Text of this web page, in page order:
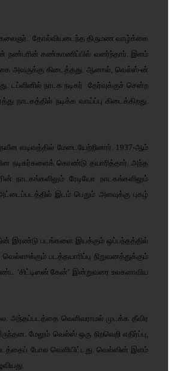
கலைஞர். தோல்வியடைந்த திருமண வாழ்க்கை
நண்பரின் கண்காணிப்பில் வளர்ந்தார். இளம்
அவருக்கு கிடைத்தது. ஆனால், வெல்ஸ்-ன்
டப்ளினில் நாடக நடிகர் தேர்வுக்குச் சென்ற
நடிக்க வாய்ப்பு கிடைக்கிறது.
நவீன வடிவத்தில் மேடையேற்றினார். 1937-ஆம்
நடிகர்களைக் கொண்டு தயாரித்தார். அந்த
நாடகங்களிலும் ரேடியோ நாடகங்களிலும்
இடம் பெறும் அளவுக்கு புகழ்
இரண்டு படங்களை இயக்கும் ஒப்பந்தத்தில்
படத்தயாரிப்பு நிறுவனத்துக்கும்
‘சிட்டிஸன் கேன்’ இன்றுவரை உலகளாவிய
அந்தப்படத்தை வெளிவராமல் முடக்க தீவிர
மேலும் வெல்ஸ் ஒரு நிறவெறி எதிர்ப்பு,
போல வெளியிட்டது. வெல்ஸின் இளம்